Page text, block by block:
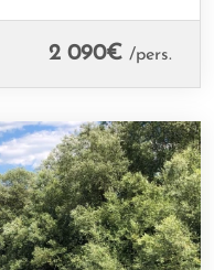
2 090€ /pers.